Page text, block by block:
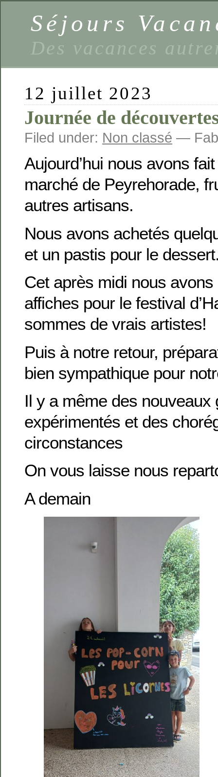
Séjours
Des vacances
12 juillet 2023
Journée de
Filed under: Non classé —
Aujourd’hui nous avons
marché de Peyrehorade,
autres artisans.
Nous avons achetés
et un pastis pour le
Cet après midi nous
affiches pour le festival
sommes de vrais artistes!
Puis à notre retour,
bien sympathique pour
Il y a même des nouveaux
expérimentés et des
circonstances
On vous laisse nous
A demain